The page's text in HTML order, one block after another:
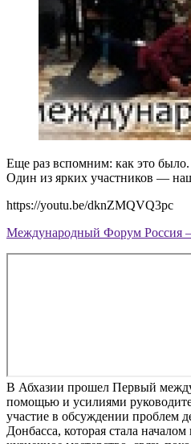
Еще раз вспомним: как это
Один из ярких участников —
https://youtu.be/dknZMQVQ3pc
Международный Форум
В Абхазии прошел Первый
помощью и усилиями
участие в обсуждении проблем
Донбасса, которая стала